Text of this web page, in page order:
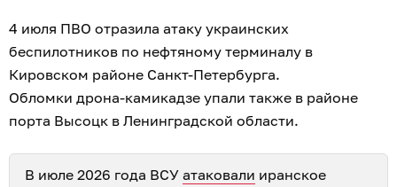
4 июля ПВО отразила атаку украинских
беспилотников по нефтяному терминалу в
Кировском районе Санкт-Петербурга.
Обломки дрона-камикадзе упали также в районе
порта Высоцк в Ленинградской области.
В июле 2026 года ВСУ атаковали иранское